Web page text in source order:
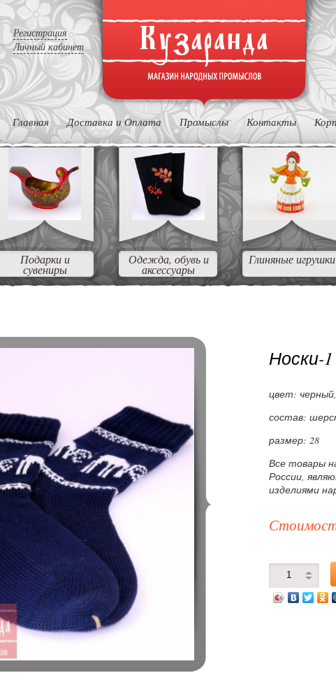
Регистрация
Личный кабинет
Главная Доставка и Оплата Промыслы Контакты
Подарки и
сувениры
Одежда, обувь и
аксессуары
Глиняные игрушки
Носки-
цвет: черный,
состав:
размер: 28
Все товары
России,
изделиями